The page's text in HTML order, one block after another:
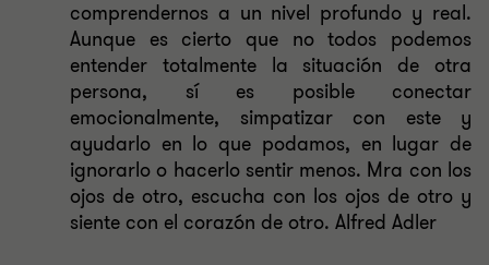
comprendernos a un nivel profundo y real.
Aunque es cierto que no todos podemos
entender totalmente la situación de otra
persona, sí es posible conectar
emocionalmente, simpatizar con este y
ayudarlo en lo que podamos, en lugar de
ignorarlo o hacerlo sentir menos. Mra con los
ojos de otro, escucha con los ojos de otro y
siente con el corazón de otro. Alfred Adler